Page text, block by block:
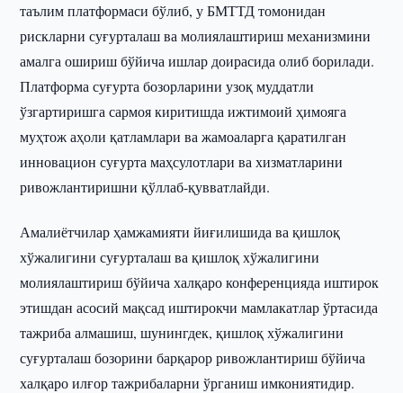
таълим платформаси бўлиб, у БМТТД томонидан
рискларни суғурталаш ва молиялаштириш механизмини
амалга ошириш бўйича ишлар доирасида олиб борилади.
Платформа суғурта бозорларини узоқ муддатли
ўзгартиришга сармоя киритишда ижтимоий ҳимояга
муҳтож аҳоли қатламлари ва жамоаларга қаратилган
инновацион суғурта маҳсулотлари ва хизматларини
ривожлантиришни қўллаб-қувватлайди.
Амалиётчилар ҳамжамияти йиғилишида ва қишлоқ
хўжалигини суғурталаш ва қишлоқ хўжалигини
молиялаштириш бўйича халқаро конференцияда иштирок
этишдан асосий мақсад иштирокчи мамлакатлар ўртасида
тажриба алмашиш, шунингдек, қишлоқ хўжалигини
суғурталаш бозорини барқарор ривожлантириш бўйича
халқаро илғор тажрибаларни ўрганиш имкониятидир.